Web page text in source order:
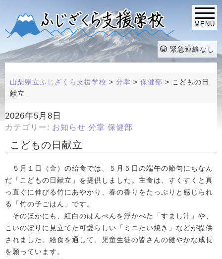
MENU
緊急連絡なし
山梨県立ふじざくら支援学校 > 分掌 > 保健部 > こどもの日
献立
2026年5月8日
カテゴリー: お知らせ 分掌 保健部
こどもの日献立
５月１日（金）の給食では、５月５日の端午の節句にちなん
だ「こどもの日献立」を提供しました。主食は、すくすくと真
っ直ぐに伸びる竹にあやかり、春の香りをたっぷりと感じられ
る「竹の子ごはん」です。
そのほかにも、紅白のはんぺんを浮かべた「すまし汁」や、
こいのぼりに見立てた可愛らしい「ミニたい焼き」などが提供
されました。給食を通して、児童生徒の皆さんの健やかな成長
を願っています。